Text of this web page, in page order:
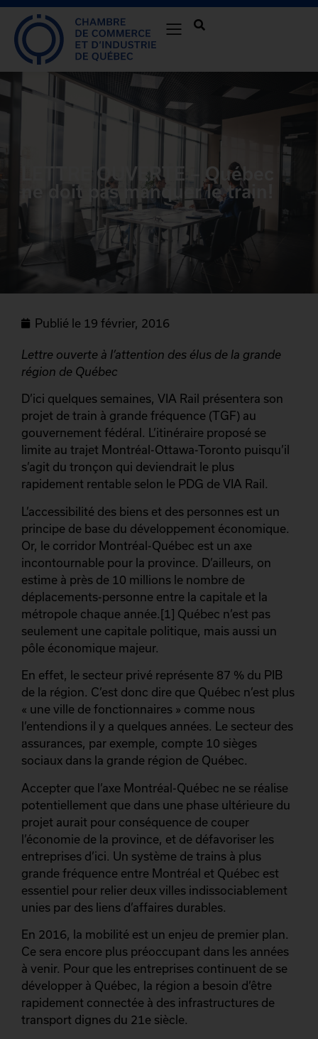
LETTRE OUVERTE – Québec
ne doit pas manquer le train!
Publié le 19 février, 2016
Lettre ouverte à l’attention des élus de la grande
région de Québec
D’ici quelques semaines, VIA Rail présentera son
projet de train à grande fréquence (TGF) au
gouvernement fédéral. L’itinéraire proposé se
limite au trajet Montréal-Ottawa-Toronto puisqu’il
s’agit du tronçon qui deviendrait le plus
rapidement rentable selon le PDG de VIA Rail.
L’accessibilité des biens et des personnes est un
principe de base du développement économique.
Or, le corridor Montréal-Québec est un axe
incontournable pour la province. D’ailleurs, on
estime à près de 10 millions le nombre de
déplacements-personne entre la capitale et la
métropole chaque année.[1] Québec n’est pas
seulement une capitale politique, mais aussi un
pôle économique majeur.
En effet, le secteur privé représente 87 % du PIB
de la région. C’est donc dire que Québec n’est plus
« une ville de fonctionnaires » comme nous
l’entendions il y a quelques années. Le secteur des
assurances, par exemple, compte 10 sièges
sociaux dans la grande région de Québec.
Accepter que l’axe Montréal-Québec ne se réalise
potentiellement que dans une phase ultérieure du
projet aurait pour conséquence de couper
l’économie de la province, et de défavoriser les
entreprises d’ici. Un système de trains à plus
grande fréquence entre Montréal et Québec est
essentiel pour relier deux villes indissociablement
unies par des liens d’affaires durables.
En 2016, la mobilité est un enjeu de premier plan.
Ce sera encore plus préoccupant dans les années
à venir. Pour que les entreprises continuent de se
développer à Québec, la région a besoin d’être
rapidement connectée à des infrastructures de
transport dignes du 21e siècle.